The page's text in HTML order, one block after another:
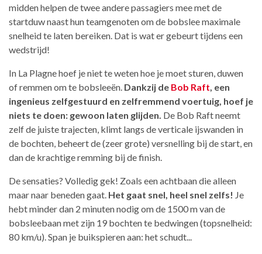
midden helpen de twee andere passagiers mee met de
startduw naast hun teamgenoten om de bobslee maximale
snelheid te laten bereiken. Dat is wat er gebeurt tijdens een
wedstrijd!
In La Plagne hoef je niet te weten hoe je moet sturen, duwen
of remmen om te bobsleeën. Dankzij de Bob Raft, een
ingenieus zelfgestuurd en zelfremmend voertuig, hoef je
niets te doen: gewoon laten glijden. De Bob Raft neemt
zelf de juiste trajecten, klimt langs de verticale ijswanden in
de bochten, beheert de (zeer grote) versnelling bij de start, en
dan de krachtige remming bij de finish.
De sensaties? Volledig gek! Zoals een achtbaan die alleen
maar naar beneden gaat. Het gaat snel, heel snel zelfs! Je
hebt minder dan 2 minuten nodig om de 1500 m van de
bobsleebaan met zijn 19 bochten te bedwingen (topsnelheid:
80 km/u). Span je buikspieren aan: het schudt...